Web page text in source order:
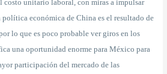
costo unitario laboral, con miras a impulsar
económica de China es el resultado de
lo que es poco probable ver giros en los
una oportunidad enorme para México para
participación del mercado de las